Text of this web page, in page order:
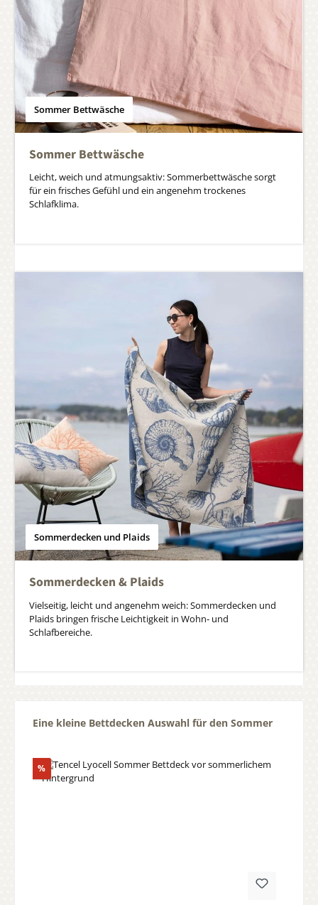
Sommer Bettwäsche
Sommer Bettwäsche
Leicht, weich und atmungsaktiv: Sommerbettwäsche sorgt
für ein frisches Gefühl und ein angenehm trockenes
Schlafklima.
Sommerdecken und Plaids
Sommerdecken & Plaids
Vielseitig, leicht und angenehm weich: Sommerdecken und
Plaids bringen frische Leichtigkeit in Wohn‑ und
Schlafbereiche.
Produktgalerie überspringen
Eine kleine Bettdecken Auswahl für den Sommer
%Rabatt